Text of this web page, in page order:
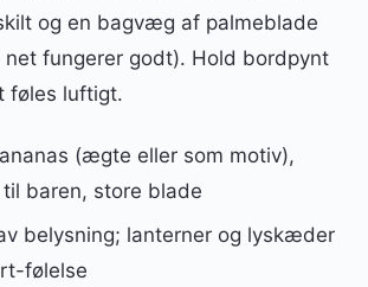
og en bagvæg af palmeblade
net fungerer godt). Hold bordpynt
føles luftigt.
(ægte eller som motiv),
baren, store blade
belysning; lanterner og lyskæder
følelse